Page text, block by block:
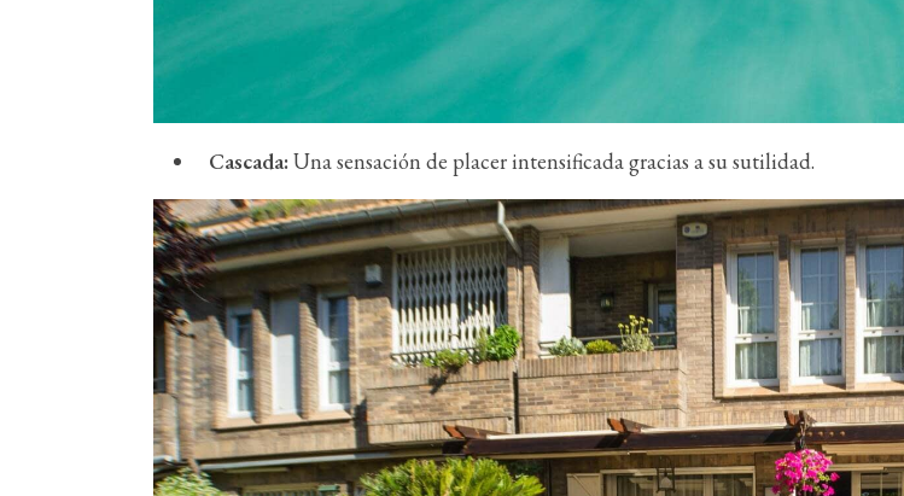
Cascada:Una sensación de placer intensificada gracias a su sutilidad.